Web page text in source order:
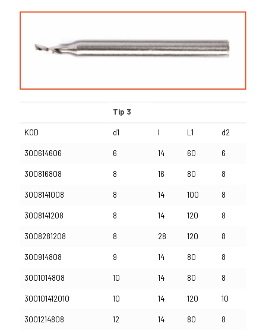
Tip 3
KOD d1 l L1 d2
300614606 6 14 60 6
300816808 8 16 80 8
3008141008 8 14 100 8
3008141208 8 14 120 8
3008281208 8 28 120 8
300914808 9 14 80 8
3001014808 10 14 80 8
300101412010 10 14 120 10
3001214808 12 14 80 8